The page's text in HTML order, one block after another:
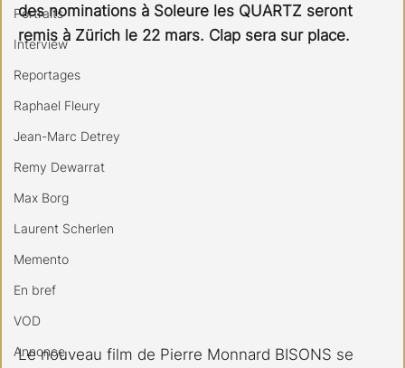
Portraits
Interview
Reportages
Raphael Fleury
Jean-Marc Detrey
Remy Dewarrat
Max Borg
Laurent Scherlen
Memento
En bref
VOD
Annonce
des nominations à Soleure les QUARTZ seront
remis à Zürich le 22 mars. Clap sera sur place.
Le nouveau film de Pierre Monnard BISONS se